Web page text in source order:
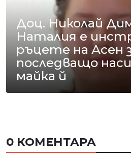
Доц. Николай
Наталия е
ръцете на Асен
последващо
майка й
0 КОМЕНТАРА